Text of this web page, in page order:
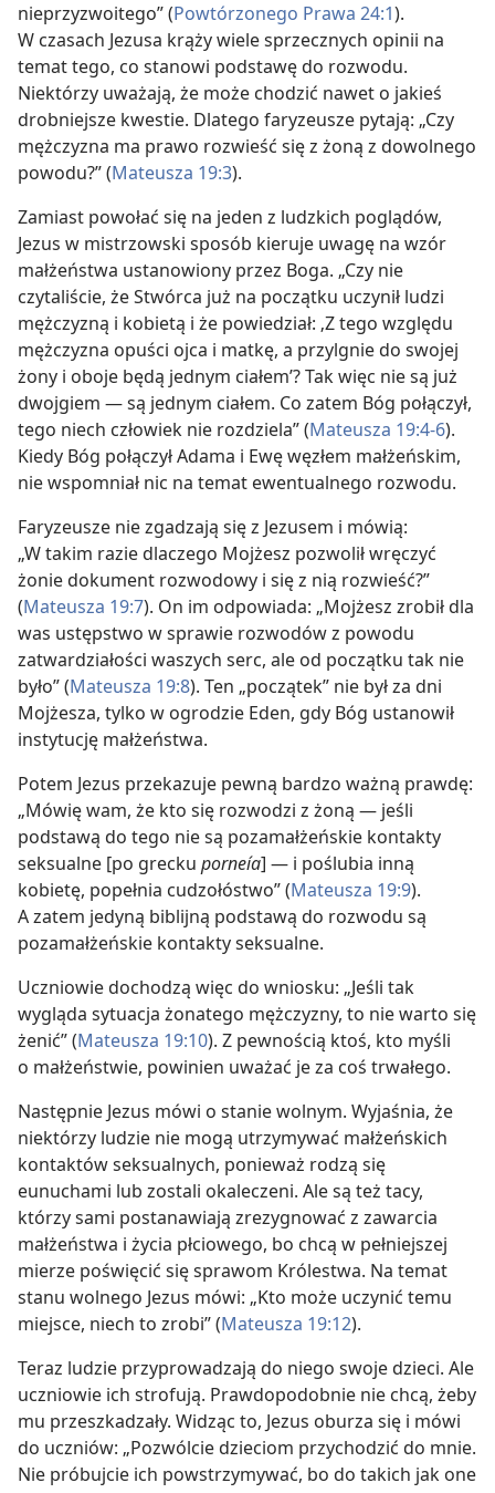
nieprzyzwoitego” (Powtórzonego Prawa 24:1).
W czasach Jezusa krąży wiele sprzecznych opinii na
temat tego, co stanowi podstawę do rozwodu.
Niektórzy uważają, że może chodzić nawet o jakieś
drobniejsze kwestie. Dlatego faryzeusze pytają: „Czy
mężczyzna ma prawo rozwieść się z żoną z dowolnego
powodu?” (Mateusza 19:3).
Zamiast powołać się na jeden z ludzkich poglądów,
Jezus w mistrzowski sposób kieruje uwagę na wzór
małżeństwa ustanowiony przez Boga. „Czy nie
czytaliście, że Stwórca już na początku uczynił ludzi
mężczyzną i kobietą i że powiedział: ‚Z tego względu
mężczyzna opuści ojca i matkę, a przylgnie do swojej
żony i oboje będą jednym ciałem’? Tak więc nie są już
dwojgiem — są jednym ciałem. Co zatem Bóg połączył,
tego niech człowiek nie rozdziela” (Mateusza 19:4-6).
Kiedy Bóg połączył Adama i Ewę węzłem małżeńskim,
nie wspomniał nic na temat ewentualnego rozwodu.
Faryzeusze nie zgadzają się z Jezusem i mówią:
„W takim razie dlaczego Mojżesz pozwolił wręczyć
żonie dokument rozwodowy i się z nią rozwieść?”
(Mateusza 19:7). On im odpowiada: „Mojżesz zrobił dla
was ustępstwo w sprawie rozwodów z powodu
zatwardziałości waszych serc, ale od początku tak nie
było” (Mateusza 19:8). Ten „początek” nie był za dni
Mojżesza, tylko w ogrodzie Eden, gdy Bóg ustanowił
instytucję małżeństwa.
Potem Jezus przekazuje pewną bardzo ważną prawdę:
„Mówię wam, że kto się rozwodzi z żoną — jeśli
podstawą do tego nie są pozamałżeńskie kontakty
seksualne [po grecku porneía] — i poślubia inną
kobietę, popełnia cudzołóstwo” (Mateusza 19:9).
A zatem jedyną biblijną podstawą do rozwodu są
pozamałżeńskie kontakty seksualne.
Uczniowie dochodzą więc do wniosku: „Jeśli tak
wygląda sytuacja żonatego mężczyzny, to nie warto się
żenić” (Mateusza 19:10). Z pewnością ktoś, kto myśli
o małżeństwie, powinien uważać je za coś trwałego.
Następnie Jezus mówi o stanie wolnym. Wyjaśnia, że
niektórzy ludzie nie mogą utrzymywać małżeńskich
kontaktów seksualnych, ponieważ rodzą się
eunuchami lub zostali okaleczeni. Ale są też tacy,
którzy sami postanawiają zrezygnować z zawarcia
małżeństwa i życia płciowego, bo chcą w pełniejszej
mierze poświęcić się sprawom Królestwa. Na temat
stanu wolnego Jezus mówi: „Kto może uczynić temu
miejsce, niech to zrobi” (Mateusza 19:12).
Teraz ludzie przyprowadzają do niego swoje dzieci. Ale
uczniowie ich strofują. Prawdopodobnie nie chcą, żeby
mu przeszkadzały. Widząc to, Jezus oburza się i mówi
do uczniów: „Pozwólcie dzieciom przychodzić do mnie.
Nie próbujcie ich powstrzymywać, bo do takich jak one